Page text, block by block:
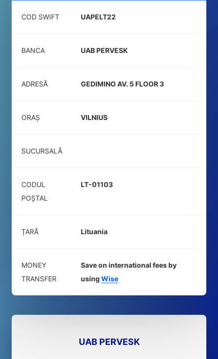
COD SWIFT UAPELT22
BANCA UAB PERVESK
ADRESĂ GEDIMINO AV. 5 FLOOR 3
ORAȘ VILNIUS
SUCURSALĂ
CODUL
POŞTAL
LT-01103
ȚARĂ Lituania
MONEY
TRANSFER
Save on international fees by
using Wise
UAB PERVESK